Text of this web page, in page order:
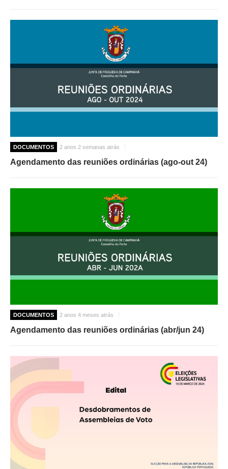
DOCUMENTOS 2 anos 2 semanas atrás
Agendamento das reuniões ordinárias (ago-out 24)
DOCUMENTOS 2 anos 4 meses atrás
Agendamento das reuniões ordinárias (abr/jun 24)